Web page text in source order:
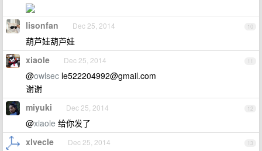
10
lisonfan Dec 25, 2014
葫芦娃葫芦娃
11
xiaole Dec 25, 2014
@owlsec le522204992@gmail.com
谢谢
12
miyuki Dec 25, 2014
@xiaole 给你发了
13
xlvecle Dec 25, 2014